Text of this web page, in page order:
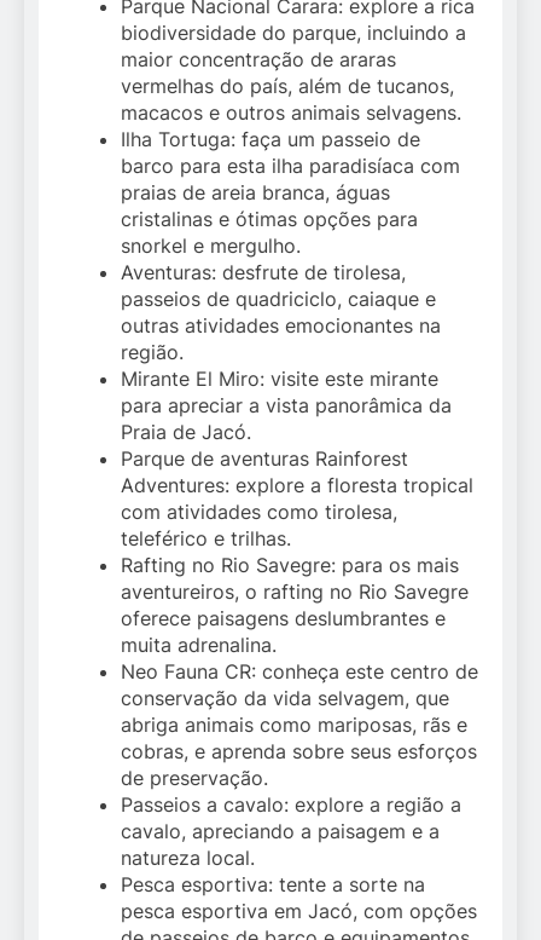
Parque Nacional Carara: explore a rica
biodiversidade do parque, incluindo a
maior concentração de araras
vermelhas do país, além de tucanos,
macacos e outros animais selvagens.
Ilha Tortuga: faça um passeio de
barco para esta ilha paradisíaca com
praias de areia branca, águas
cristalinas e ótimas opções para
snorkel e mergulho.
Aventuras: desfrute de tirolesa,
passeios de quadriciclo, caiaque e
outras atividades emocionantes na
região.
Mirante El Miro: visite este mirante
para apreciar a vista panorâmica da
Praia de Jacó.
Parque de aventuras Rainforest
Adventures: explore a floresta tropical
com atividades como tirolesa,
teleférico e trilhas.
Rafting no Rio Savegre: para os mais
aventureiros, o rafting no Rio Savegre
oferece paisagens deslumbrantes e
muita adrenalina.
Neo Fauna CR: conheça este centro de
conservação da vida selvagem, que
abriga animais como mariposas, rãs e
cobras, e aprenda sobre seus esforços
de preservação.
Passeios a cavalo: explore a região a
cavalo, apreciando a paisagem e a
natureza local.
Pesca esportiva: tente a sorte na
pesca esportiva em Jacó, com opções